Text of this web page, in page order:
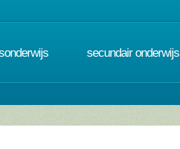
secundair onderwijs